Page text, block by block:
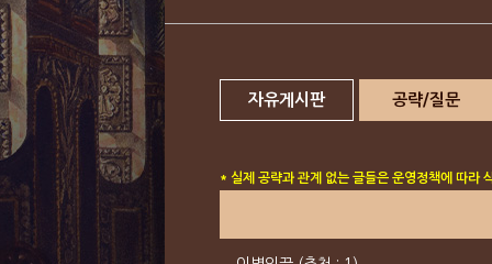
자유게시판 공략/질문
* 실제 공략과 관계 없는 글들은 운영정책에 따라